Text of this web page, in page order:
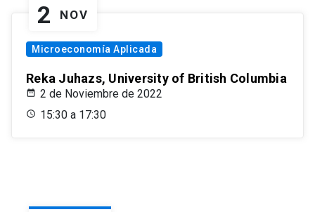
2 NOV
Microeconomía Aplicada
Reka Juhazs, University of British Columbia
2 de Noviembre de 2022
15:30 a 17:30